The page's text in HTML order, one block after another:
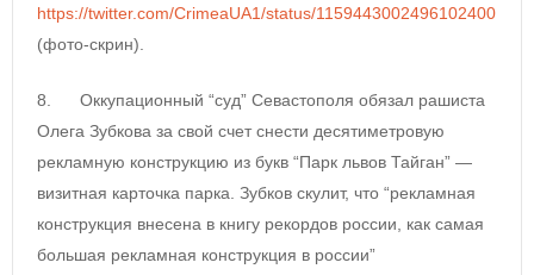
https://twitter.com/CrimeaUA1/status/1159443002496102400
(фото-скрин).
8. Оккупационный “суд” Севастополя обязал рашиста
Олега Зубкова за свой счет снести десятиметровую
рекламную конструкцию из букв “Парк львов Тайган” —
визитная карточка парка. Зубков скулит, что “рекламная
конструкция внесена в книгу рекордов россии, как самая
большая рекламная конструкция в россии”